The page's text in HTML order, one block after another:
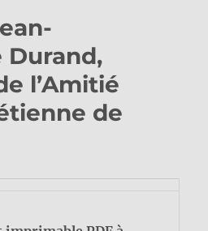
Durand,
l’Amitié
de